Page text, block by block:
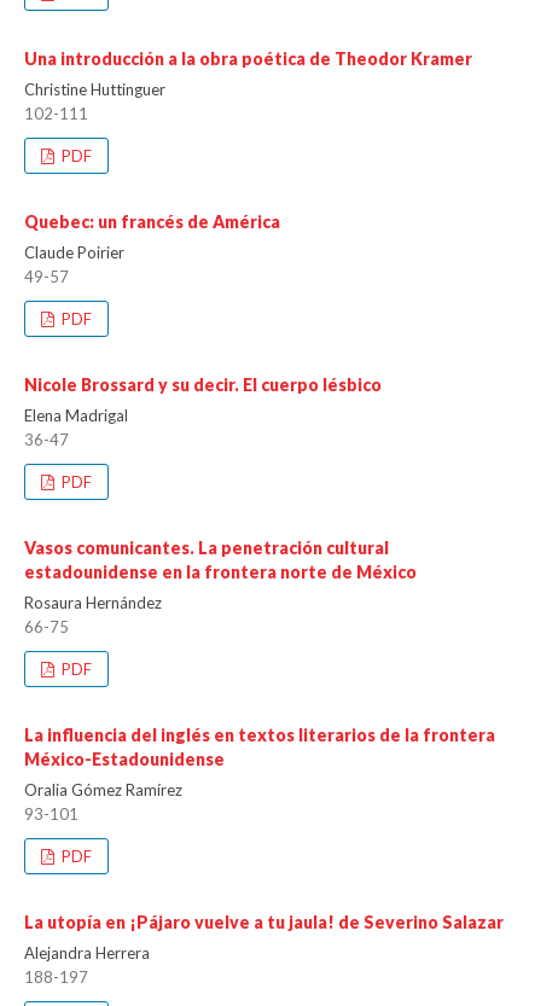
Una introducción a la obra poética de Theodor Kramer
Christine Huttinguer
102-111
PDF
Quebec: un francés de América
Claude Poirier
49-57
PDF
Nicole Brossard y su decir. El cuerpo lésbico
Elena Madrigal
36-47
PDF
Vasos comunicantes. La penetración cultural
estadounidense en la frontera norte de México
Rosaura Hernández
66-75
PDF
La influencia del inglés en textos literarios de la frontera
México-Estadounidense
Oralia Gómez Ramírez
93-101
PDF
La utopía en ¡Pájaro vuelve a tu jaula! de Severino Salazar
Alejandra Herrera
188-197